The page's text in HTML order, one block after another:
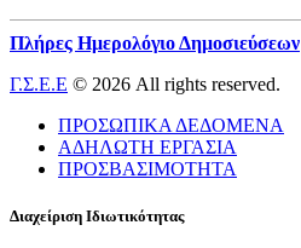
Πλήρες Ημερολόγιο Δημοσιεύσεων
Γ.Σ.Ε.Ε © 2026 All rights reserved.
ΠΡΟΣΩΠΙΚΑ ΔΕΔΟΜΕΝΑ
ΑΔΗΛΩΤΗ ΕΡΓΑΣΙΑ
ΠΡΟΣΒΑΣΙΜΟΤΗΤΑ
Διαχείριση Ιδιωτικότητας